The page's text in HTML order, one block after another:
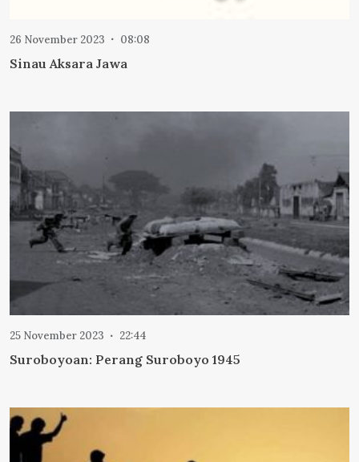
26 November 2023 08:08
Sinau Aksara Jawa
25 November 2023 22:44
Suroboyoan: Perang Suroboyo 1945